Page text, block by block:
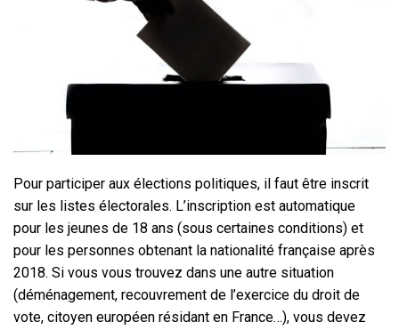
Pour participer aux élections politiques, il faut être inscrit
sur les listes électorales. L’inscription est automatique
pour les jeunes de 18 ans (sous certaines conditions) et
pour les personnes obtenant la nationalité française après
2018. Si vous vous trouvez dans une autre situation
(déménagement, recouvrement de l’exercice du droit de
vote, citoyen européen résidant en France…), vous devez